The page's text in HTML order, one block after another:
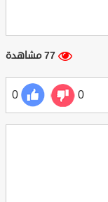
77 مشاهدة
0
0